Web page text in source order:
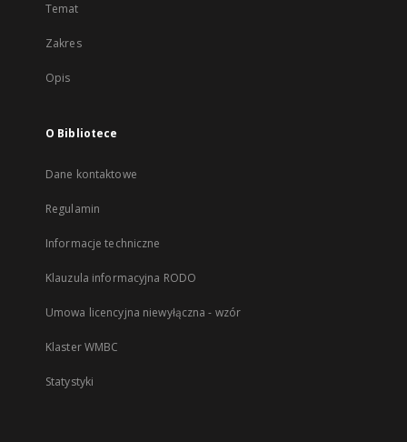
Temat
Zakres
Opis
O Bibliotece
Dane kontaktowe
Regulamin
Informacje techniczne
Klauzula informacyjna RODO
Umowa licencyjna niewyłączna - wzór
Klaster WMBC
Statystyki